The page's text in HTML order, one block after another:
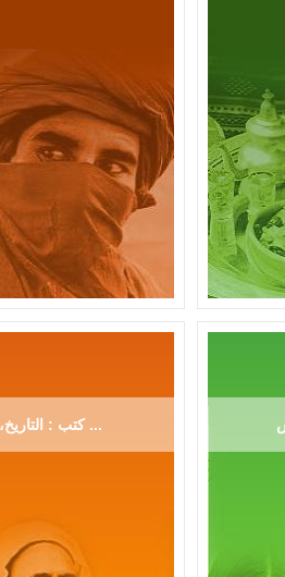
كتب : التاريخ، تراث ...